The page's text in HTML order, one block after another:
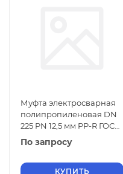
Муфта электросварная
полипропиленовая DN
225 PN 12,5 мм PP-R ГОСТ
32415-2013
По запросу
КУПИТЬ